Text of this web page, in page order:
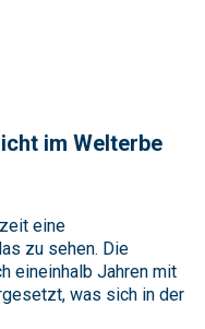
im Welterbe
eine
zu sehen. Die
eineinhalb Jahren mit
was sich in der